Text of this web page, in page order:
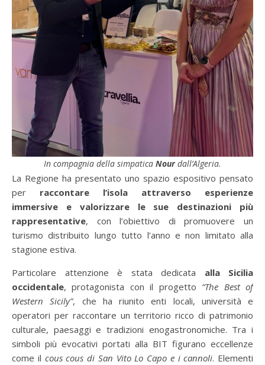
In compagnia della simpatica Nourdall’Algeria.
La Regione ha presentato uno spazio espositivo pensato
per raccontare l’isola attraverso esperienze
immersive e valorizzare le sue destinazioni più
rappresentative, con l’obiettivo di promuovere un
turismo distribuito lungo tutto l’anno e non limitato alla
stagione estiva.
Particolare attenzione è stata dedicata alla Sicilia
occidentale, protagonista con il progetto “The Best of
Western Sicily”, che ha riunito enti locali, università e
operatori per raccontare un territorio ricco di patrimonio
culturale, paesaggi e tradizioni enogastronomiche. Tra i
simboli più evocativi portati alla BIT figurano eccellenze
come il cous cous di San Vito Lo Capo e i cannoli. Elementi